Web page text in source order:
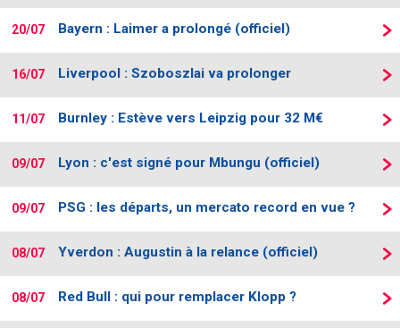
20/07 Bayern : Laimer a prolongé (officiel)
16/07 Liverpool : Szoboszlai va prolonger
11/07 Burnley : Estève vers Leipzig pour 32 M€
09/07 Lyon : c'est signé pour Mbungu (officiel)
09/07 PSG : les départs, un mercato record en vue ?
08/07 Yverdon : Augustin à la relance (officiel)
08/07 Red Bull : qui pour remplacer Klopp ?
Programme TV foot
Vidéos
Tableau transferts L1
Taille de la police
Paramètrages / Options
Contact / Signaler un bug
Recrutement Maxifoot
site web Maxifoot.fr